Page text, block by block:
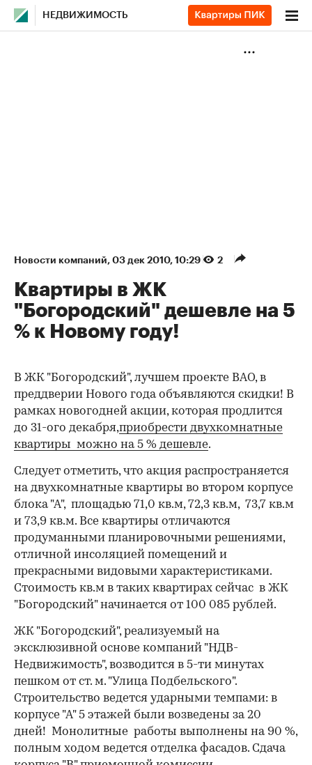
НЕДВИЖИМОСТЬ
Новости компаний⁠, 03 дек 2010, 10:29 2
Квартиры в ЖК
"Богородский" дешевле на 5
% к Новому году!
В ЖК "Богородский", лучшем проекте ВАО, в
преддверии Нового года объявляются скидки! В
рамках новогодней акции, которая продлится
до 31-ого декабря,приобрести двухкомнатные
квартиры можно на 5 % дешевле.
Следует отметить, что акция распространяется
на двухкомнатные квартиры во втором корпусе
блока "А", площадью 71,0 кв.м, 72,3 кв.м, 73,7 кв.м
и 73,9 кв.м. Все квартиры отличаются
продуманными планировочными решениями,
отличной инсоляцией помещений и
прекрасными видовыми характеристиками.
Стоимость кв.м в таких квартирах сейчас в ЖК
"Богородский" начинается от 100 085 рублей.
ЖК "Богородский", реализуемый на
эксклюзивной основе компаний "НДВ-
Недвижимость", возводится в 5-ти минутах
пешком от ст. м. "Улица Подбельского".
Строительство ведется ударными темпами: в
корпусе "А" 5 этажей были возведены за 20
дней! Монолитные работы выполнены на 90 %,
полным ходом ведется отделка фасадов. Сдача